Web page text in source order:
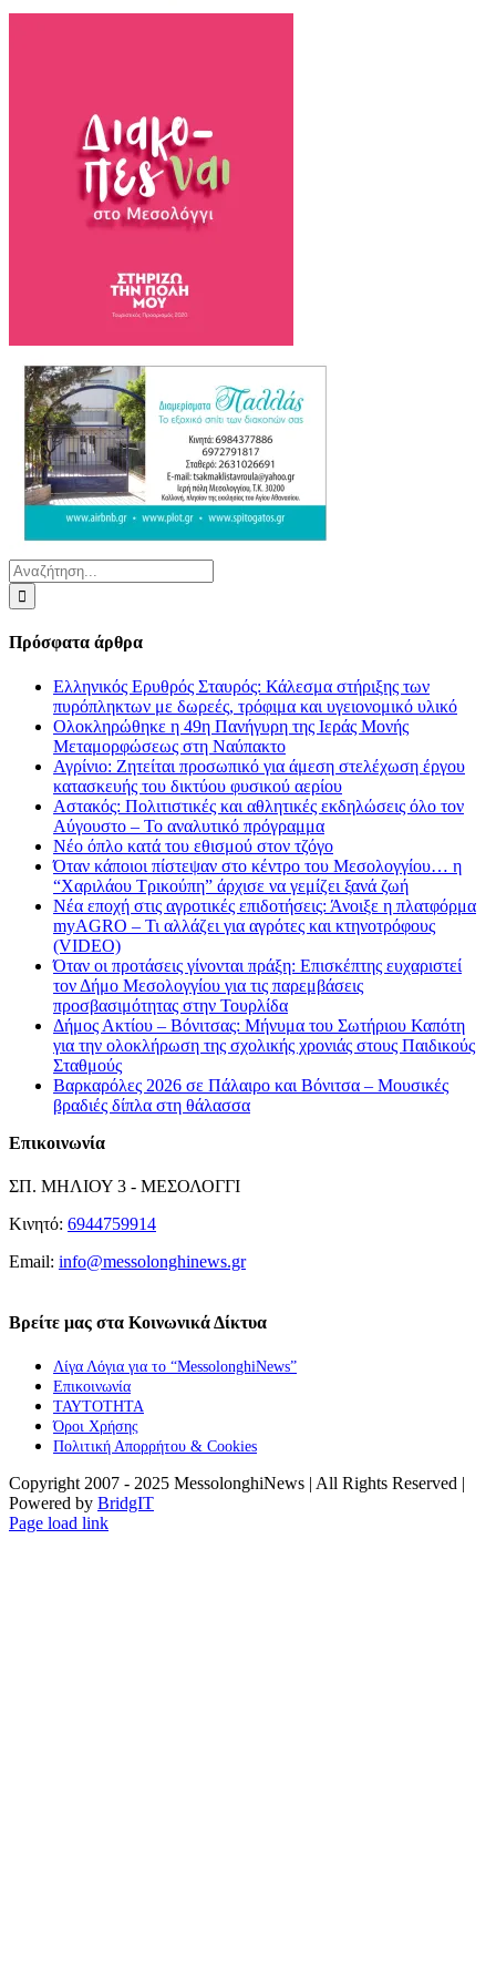
Αναζήτηση
για:
Πρόσφατα άρθρα
Ελληνικός Ερυθρός Σταυρός: Κάλεσμα στήριξης των
πυρόπληκτων με δωρεές, τρόφιμα και υγειονομικό υλικό
Ολοκληρώθηκε η 49η Πανήγυρη της Ιεράς Μονής
Μεταμορφώσεως στη Ναύπακτο
Αγρίνιο: Ζητείται προσωπικό για άμεση στελέχωση έργου
κατασκευής του δικτύου φυσικού αερίου
Αστακός: Πολιτιστικές και αθλητικές εκδηλώσεις όλο τον
Αύγουστο – Το αναλυτικό πρόγραμμα
Νέο όπλο κατά του εθισμού στον τζόγο
Όταν κάποιοι πίστεψαν στο κέντρο του Μεσολογγίου… η
“Χαριλάου Τρικούπη” άρχισε να γεμίζει ξανά ζωή
Νέα εποχή στις αγροτικές επιδοτήσεις: Άνοιξε η πλατφόρμα
myAGRO – Τι αλλάζει για αγρότες και κτηνοτρόφους
(VIDEO)
Όταν οι προτάσεις γίνονται πράξη: Επισκέπτης ευχαριστεί
τον Δήμο Μεσολογγίου για τις παρεμβάσεις
προσβασιμότητας στην Τουρλίδα
Δήμος Ακτίου – Βόνιτσας: Μήνυμα του Σωτήριου Καπότη
για την ολοκλήρωση της σχολικής χρονιάς στους Παιδικούς
Σταθμούς
Βαρκαρόλες 2026 σε Πάλαιρο και Βόνιτσα – Μουσικές
βραδιές δίπλα στη θάλασσα
Επικοινωνία
ΣΠ. ΜΗΛΙΟΥ 3 - ΜΕΣΟΛΟΓΓΙ
Κινητό: 6944759914
Email: info@messolonghinews.gr
Βρείτε μας στα Κοινωνικά Δίκτυα
Λίγα Λόγια για το “MessolonghiNews”
Επικοινωνία
ΤΑΥΤΟΤΗΤΑ
Όροι Χρήσης
Πολιτική Απορρήτου & Cookies
Copyright 2007 - 2025 MessolonghiNews | All Rights Reserved |
Powered by BridgIT
YouTube
Facebook
Instagram
Page load link